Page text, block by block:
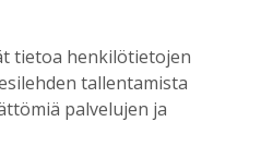
Iisalmeen
lääkäripulaa
7.8.2026 12:00
tietoa henkilötietojen
tallentamista
palvelujen ja